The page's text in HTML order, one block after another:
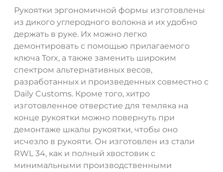
Рукоятки эргономичной формы изготовлены
из дикого углеродного волокна и их удобно
держать в руке. Их можно легко
демонтировать с помощью прилагаемого
ключа Torx, а также заменить широким
спектром альтернативных весов,
разработанных и произведенных совместно с
Daily Customs. Кроме того, хитро
изготовленное отверстие для темляка на
конце рукоятки можно повернуть при
демонтаже шкалы рукоятки, чтобы оно
исчезло в рукояти. Он изготовлен из стали
RWL 34, как и полный хвостовик с
минимальными производственными
ДА НЕТ